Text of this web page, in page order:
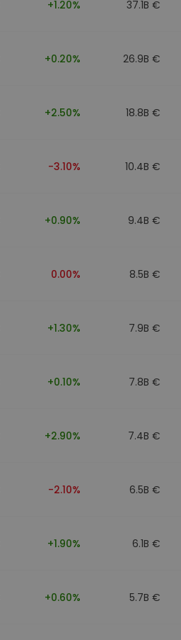
+1.20% 37.1B €
+0.20% 26.9B €
+2.50% 18.8B €
-3.10% 10.4B €
+0.90% 9.4B €
0.00% 8.5B €
+1.30% 7.9B €
+0.10% 7.8B €
+2.90% 7.4B €
-2.10% 6.5B €
+1.90% 6.1B €
+0.60% 5.7B €